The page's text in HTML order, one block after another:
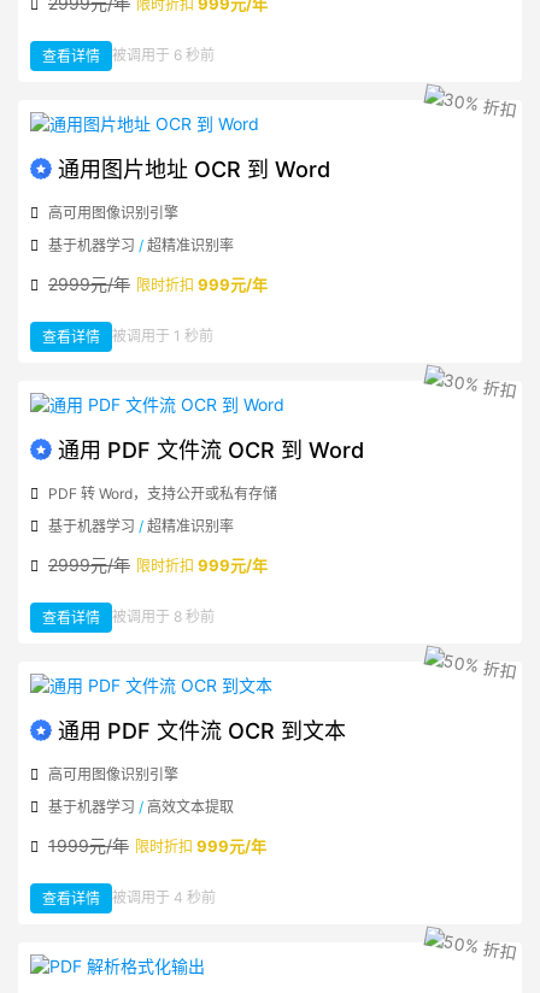
限时折扣
查看详情 ：
通
地
址
OCR
文
本
被调用于 6 秒前
通用图片地址 OCR 到 Word
高可用图像识别引擎
基于机器学习 / 超精准识别率
2999元/年 限时折扣 999元/年
查看详情 ：
通
地
址
OCR
Word
被调用于 1 秒前
通用 PDF 文件流 OCR 到 Word
PDF 转 Word，支持公开或私有存储
基于机器学习 / 超精准识别率
2999元/年 限时折扣 999元/年
查看详情 ：
通
件
流
OCR
Word
被调用于 8 秒前
通用 PDF 文件流 OCR 到文本
高可用图像识别引擎
基于机器学习 / 高效文本提取
1999元/年 限时折扣 999元/年
查看详情 ：
通
件
流
OCR
被调用于 4 秒前